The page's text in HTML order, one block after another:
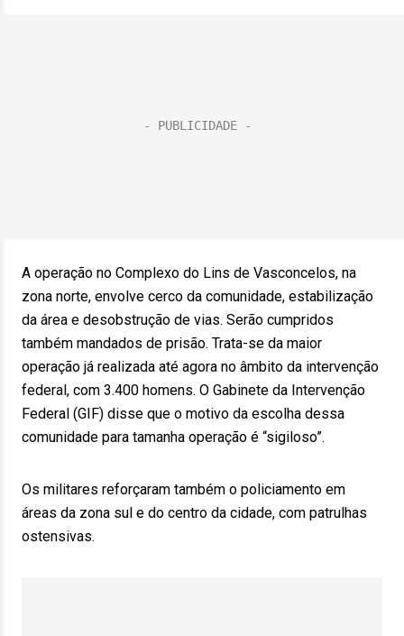
A operação no Complexo do Lins de Vasconcelos, na
zona norte, envolve cerco da comunidade, estabilização
da área e desobstrução de vias. Serão cumpridos
também mandados de prisão. Trata-se da maior
operação já realizada até agora no âmbito da intervenção
federal, com 3.400 homens. O Gabinete da Intervenção
Federal (GIF) disse que o motivo da escolha dessa
comunidade para tamanha operação é “sigiloso”.
Os militares reforçaram também o policiamento em
áreas da zona sul e do centro da cidade, com patrulhas
ostensivas.